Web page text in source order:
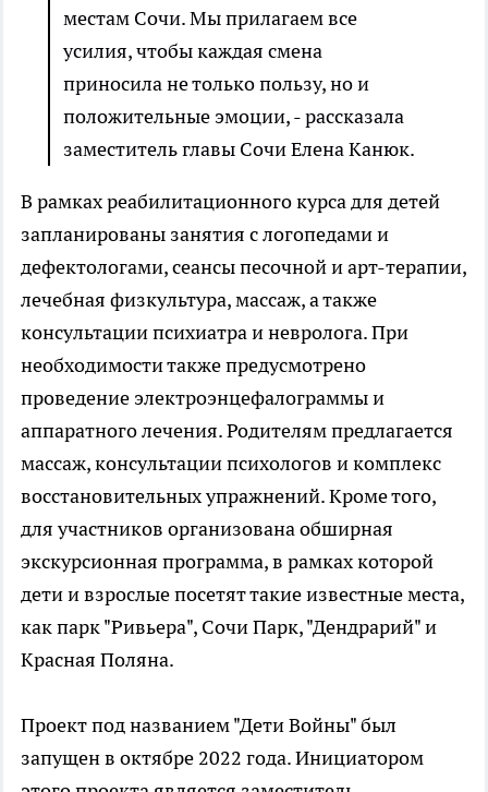
местам Сочи. Мы прилагаем все
усилия, чтобы каждая смена
приносила не только пользу, но и
положительные эмоции, - рассказала
заместитель главы Сочи Елена Канюк.
В рамках реабилитационного курса для детей
запланированы занятия с логопедами и
дефектологами, сеансы песочной и арт-терапии,
лечебная физкультура, массаж, а также
консультации психиатра и невролога. При
необходимости также предусмотрено
проведение электроэнцефалограммы и
аппаратного лечения. Родителям предлагается
массаж, консультации психологов и комплекс
восстановительных упражнений. Кроме того,
для участников организована обширная
экскурсионная программа, в рамках которой
дети и взрослые посетят такие известные места,
как парк "Ривьера", Сочи Парк, "Дендрарий" и
Красная Поляна.
Проект под названием "Дети Войны" был
запущен в октябре 2022 года. Инициатором